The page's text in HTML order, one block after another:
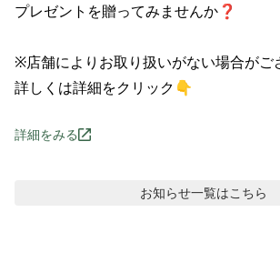
プレゼントを贈ってみませんか❓
※店舗によりお取り扱いがない場合がご
詳しくは詳細をクリック👇
詳細をみる
お知らせ一覧はこちら